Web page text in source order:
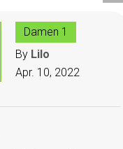
Damen 1
By Lilo
Apr. 10, 2022